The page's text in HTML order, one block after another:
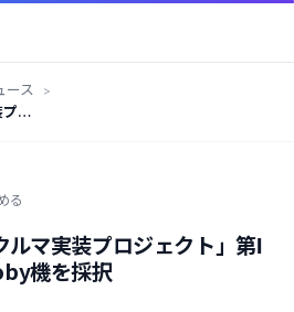
ース
ロ
る
マ実装プロジェクト」第Ⅰ
機を採択